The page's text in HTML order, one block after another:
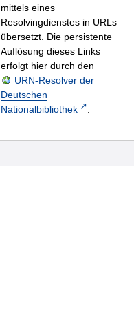
mittels eines
Resolvingdienstes in URLs
übersetzt. Die persistente
Auflösung dieses Links
erfolgt hier durch den
URN-Resolver der
Deutschen
Nationalbibliothek
.